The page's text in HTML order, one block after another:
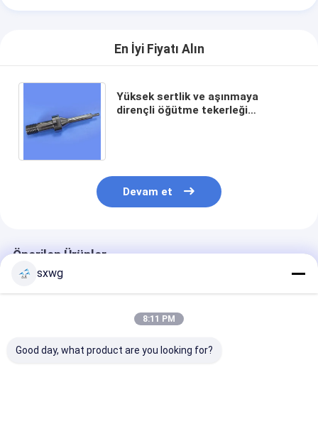
En İyi Fiyatı Alın
Yüksek sertlik ve aşınmaya
dirençli öğütme tekerleği
Devam et
Önerilen Ürünler
sxwg
8:11 PM
Good day, what product are you looking for?